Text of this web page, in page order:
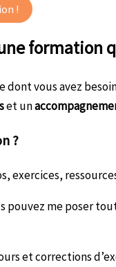
!
formation
vous avez
et un
?
exercices,
pouvez me poser
et corrections